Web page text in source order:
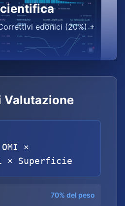
edonici (20%) +
Valutazione
×
× Superficie
70% del peso